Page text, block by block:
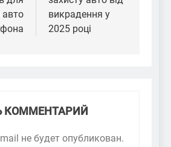
авто
викрадення у
2025 році
КОММЕНТАРИЙ
не будет опубликован.